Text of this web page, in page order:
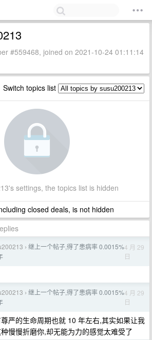
#559468, joined on 2021-10-24 01:11:14
Switch topics list
settings, the topics list is hidden
closed deals, is not hidden
› 继上一个帖子,得了患病率 0.0015%4 月 29
日
› 继上一个帖子,得了患病率 0.0015%4 月 29
日
严的生命周期也就 10 年左右,其实如果让我
慢慢折磨你,却无能为力的感觉太难受了